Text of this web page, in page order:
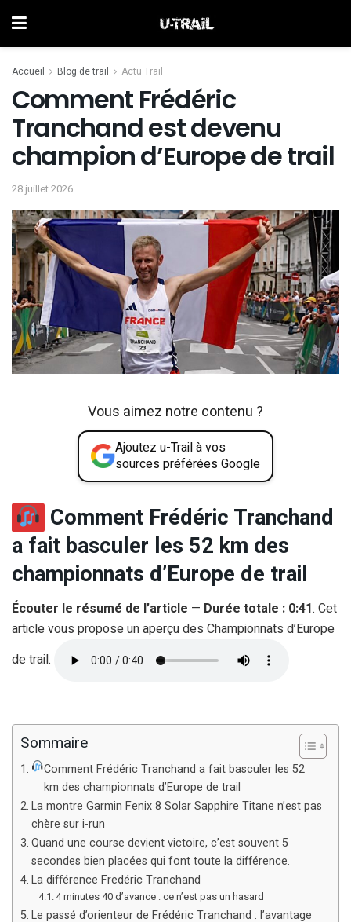
Accueil Blog de trail Actu Trail
Comment Frédéric
Tranchand est devenu
champion d’Europe de trail
28 juillet 2026
Vous aimez notre contenu ?
Ajoutez u-Trail à vos
sources préférées Google
Comment Frédéric Tranchand
a fait basculer les 52 km des
championnats d’Europe de trail
Écouter le résumé de l’article — Durée totale : 0:41. Cet
article vous propose un aperçu des Championnats d’Europe
de trail.
Sommaire
Comment Frédéric Tranchand a fait basculer les 52
km des championnats d’Europe de trail
La montre Garmin Fenix 8 Solar Sapphire Titane n’est pas
chère sur i-run
Quand une course devient victoire, c’est souvent 5
secondes bien placées qui font toute la différence.
La différence Fredéric Tranchand
4 minutes 40 d’avance : ce n’est pas un hasard
Le passé d’orienteur de Frédéric Tranchand : l’avantage